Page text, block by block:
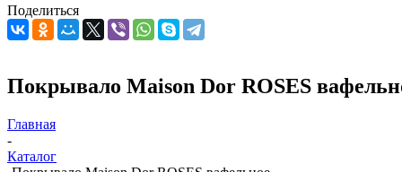
Поделиться
Покрывало Maison Dor ROSES
Главная
-
Каталог